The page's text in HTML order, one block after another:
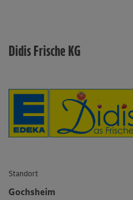
Didis Frische KG
Standort
Gochsheim